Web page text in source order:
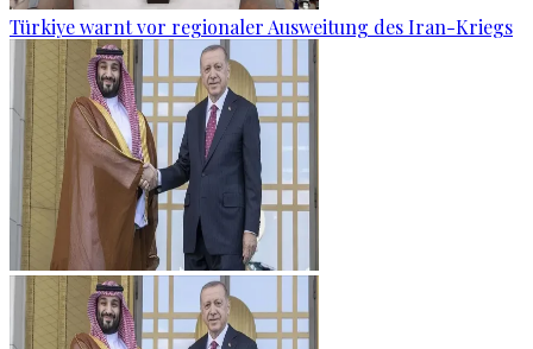
Türkiye warnt vor regionaler Ausweitung des Iran-Kriegs